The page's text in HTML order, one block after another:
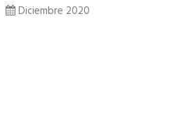
Diciembre 2020